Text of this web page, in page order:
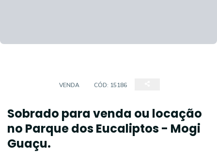
VENDA CÓD: 15186
Sobrado para venda ou locação
no Parque dos Eucaliptos - Mogi
Guaçu.